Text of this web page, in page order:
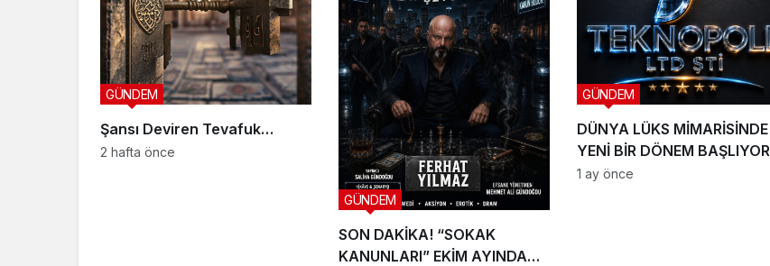
Şansı Deviren Tevafuk…
GÜNDEM
2 hafta önce
SON DAKİKA! “SOKAK
KANUNLARI” EKİM AYINDA
GÜNDEM
DÜNYA LÜKS MİMARİSİNDE
YENİ BİR DÖNEM BAŞLIYOR
GÜNDEM
1 ay önce